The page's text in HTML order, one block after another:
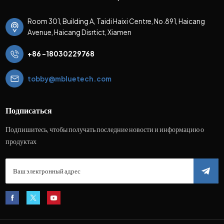
Room 301, Building A, Taidi Haixi Centre, No.891, Haicang
Avenue, Haicang Disrtict, Xiamen
+86 -18030229768
tobby@mbluetech.com
Подписаться
Подпишитесь, чтобы получать последние новости и информацию о
продуктах